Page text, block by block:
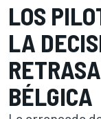
LOS
LA
BÉLGICA